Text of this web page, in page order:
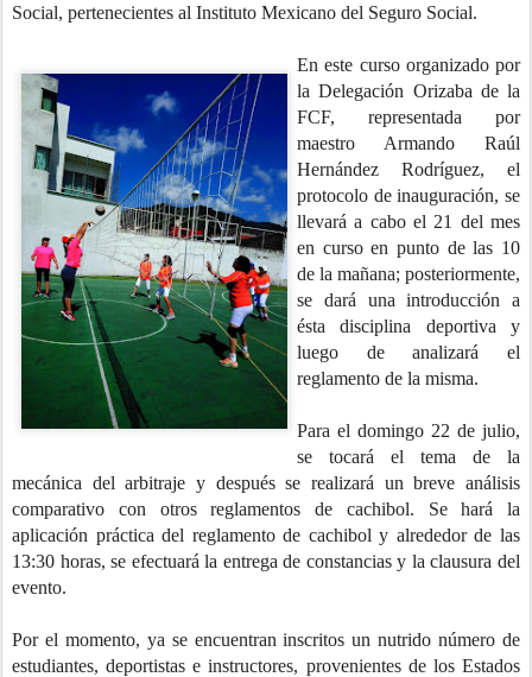
Social, pertenecientes al Instituto Mexicano del Seguro Social.
En este curso organizado por
la Delegación Orizaba de la
FCF, representada por
maestro Armando Raúl
Hernández Rodríguez, el
protocolo de inauguración, se
llevará a cabo el 21 del mes
en curso en punto de las 10
de la mañana; posteriormente,
se dará una introducción a
ésta disciplina deportiva y
luego de analizará el
reglamento de la misma.
Para el domingo 22 de julio,
se tocará el tema de la
mecánica del arbitraje y después se realizará un breve análisis
comparativo con otros reglamentos de cachibol. Se hará la
aplicación práctica del reglamento de cachibol y alrededor de las
13:30 horas, se efectuará la entrega de constancias y la clausura del
evento.
Por el momento, ya se encuentran inscritos un nutrido número de
estudiantes, deportistas e instructores, provenientes de los Estados